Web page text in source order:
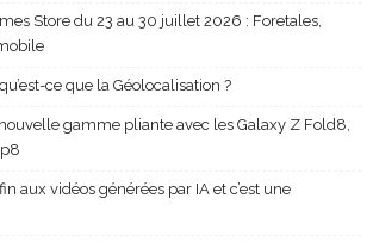
Store du 23 au 30 juillet 2026 : Foretales,
ce que la Géolocalisation ?
gamme pliante avec les Galaxy Z Fold8,
aux vidéos générées par IA et c’est une